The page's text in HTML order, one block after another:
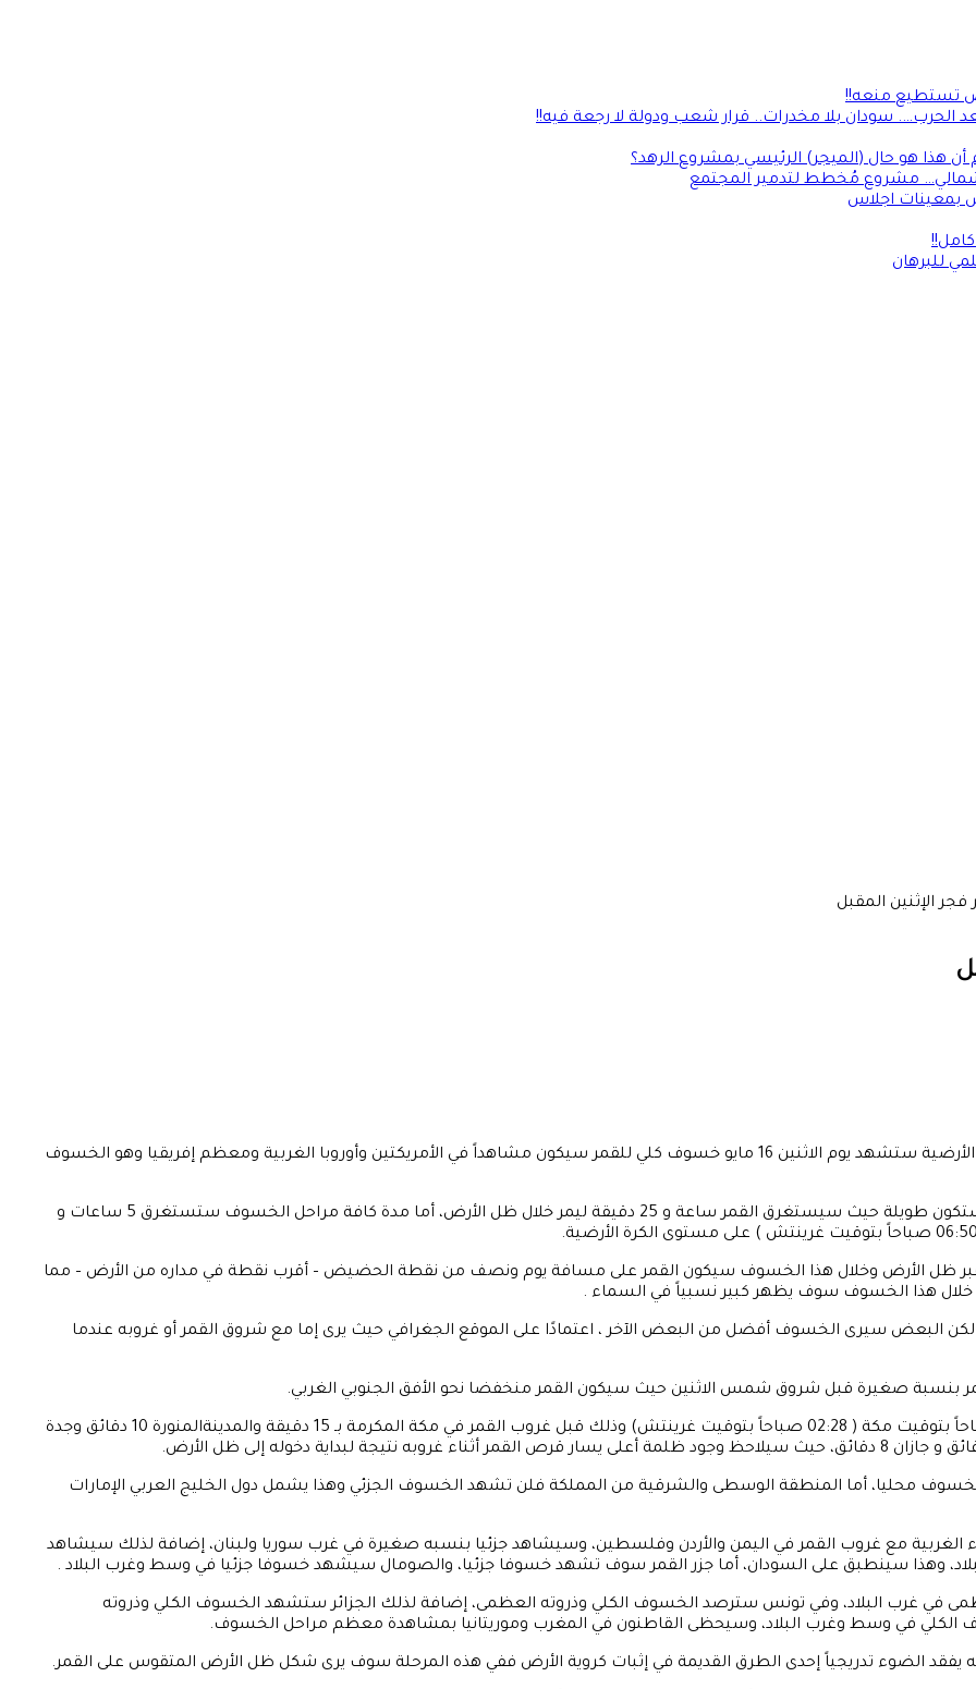
تستطيع منعه!!
الحرب…. سودان بلا مخدرات.. قرار شعب ودولة لا رجعة فيه!!
هذا هو حال (الميجر) الرئيسي بمشروع الرهد؟
مشروع مُخطط لتدمير المجتمع
للبرهان
الإثنين المقبل
أفاد رئيس الجمعية الفلكية بجدة المهندس ماجد أبو زاهرة بأن الكرة الأرضية ستشهد يوم الاثنين 16 مايو خسوف كلي للقمر سيكون مشاهداً في الأمريكتين وأوروبا الغربية ومعظم إفريقيا وهو الخسوف
إن هذا الخسوف عميق جدًا، ما يعني بأن مدة مرحلة الخسوف الكلي ستكون طويلة حيث سيستغرق القمر ساعة و 25 دقيقة ليمر خلال ظل الأرض، أما مدة كافة مراحل الخسوف ستستغرق 5 ساعات و
ظل الأرض وخلال هذا الخسوف سيكون القمر على مسافة يوم ونصف من نقطة الحضيض – أقرب نقطة في مداره من الأرض – مما
البعض سيرى الخسوف أفضل من البعض الآخر ، اعتمادًا على الموقع الجغرافي حيث يرى إما مع شروق القمر أو غروبه عندما
بنسبة صغيرة قبل شروق شمس الاثنين حيث سيكون القمر منخفضا نحو الأفق الجنوبي الغربي.
سيبدأ خسوف القمر الجزئي في نفس التوقيت عند الساعة 05:28 صباحاً بتوقيت مكة ( 02:28 صباحاً بتوقيت غرينتش) وذلك قبل غروب القمر في مكة المكرمة بـ 15 دقيقة والمدينةالمنورة 10 دقائق وجدة
محليا، أما المنطقة الوسطى والشرقية من المملكة فلن تشهد الخسوف الجزئي وهذا يشمل دول الخليج العربي الإمارات
مع غروب القمر في اليمن والأردن وفلسطين، وسيشاهد جزئيا بنسبه صغيرة في غرب سوريا ولبنان، إضافة لذلك سيشاهد
وهذا سينطبق على السودان، أما جزر القمر سوف تشهد خسوفا جزئيا، والصومال سيشهد خسوفا جزئيا في وسط وغرب البلاد .
في غرب البلاد، وفي تونس سترصد الخسوف الكلي وذروته العظمى، إضافة لذلك الجزائر ستشهد الخسوف الكلي وذروته
الكلي في وسط وغرب البلاد، وسيحظى القاطنون في المغرب وموريتانيا بمشاهدة معظم مراحل الخسوف.
يفقد الضوء تدريجياً إحدى الطرق القديمة في إثبات كروية الأرض ففي هذه المرحلة سوف يرى شكل ظل الأرض المتقوس على القمر.